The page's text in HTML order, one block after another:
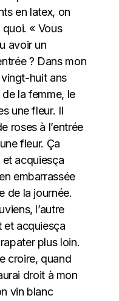
en latex, on
« Vous
avoir un
? Dans mon
huit ans
la femme, le
une fleur. Il
roses à l’entrée
fleur. Ça
et acquiesça
embarrassée
de la journée.
l’autre
et acquiesça
plus loin.
croire, quand
droit à mon
vin blanc